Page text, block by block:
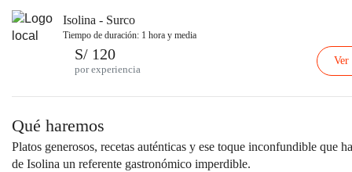
Isolina - Surco
Tiempo de duración: 1 hora y media
S/ 120
por experiencia
Ver
Qué haremos
Platos generosos, recetas auténticas y ese toque inconfundible que
de Isolina un referente gastronómico imperdible.